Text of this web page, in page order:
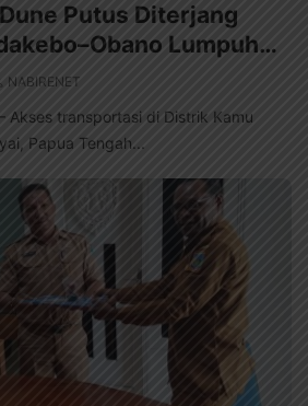
Putus Diterjang
Lumpuh…
NABIRENET
Akses transportasi di Distrik Kamu
Papua Tengah...